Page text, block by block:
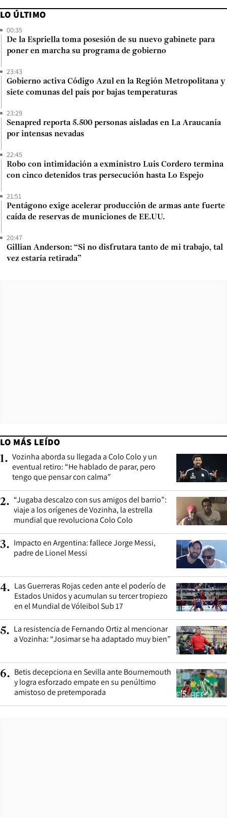
LO ÚLTIMO
00:35
De la Espriella toma posesión de su nuevo gabinete para
poner en marcha su programa de gobierno
23:43
Gobierno activa Código Azul en la Región Metropolitana y
siete comunas del país por bajas temperaturas
23:29
Senapred reporta 5.500 personas aisladas en La Araucanía
por intensas nevadas
22:45
Robo con intimidación a exministro Luis Cordero termina
con cinco detenidos tras persecución hasta Lo Espejo
21:51
Pentágono exige acelerar producción de armas ante fuerte
caída de reservas de municiones de EE.UU.
20:47
Gillian Anderson: “Si no disfrutara tanto de mi trabajo, tal
vez estaría retirada”
LO MÁS LEÍDO
1. Vozinha aborda su llegada a Colo Colo y un
eventual retiro: “He hablado de parar, pero
tengo que pensar con calma”
2. “Jugaba descalzo con sus amigos del barrio”:
viaje a los orígenes de Vozinha, la estrella
mundial que revoluciona Colo Colo
3. Impacto en Argentina: fallece Jorge Messi,
padre de Lionel Messi
4. Las Guerreras Rojas ceden ante el poderío de
Estados Unidos y acumulan su tercer tropiezo
en el Mundial de Vóleibol Sub 17
5. La resistencia de Fernando Ortiz al mencionar
a Vozinha: “Josimar se ha adaptado muy bien”
6. Betis decepciona en Sevilla ante Bournemouth
y logra esforzado empate en su penúltimo
amistoso de pretemporada